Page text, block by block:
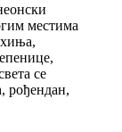
местима
се
рођендан,